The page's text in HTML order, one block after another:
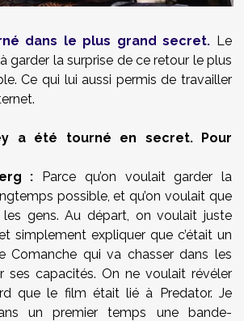
dans le plus grand secret. Le
garder la surprise de ce retour le plus
Ce qui lui aussi permis de travailler
a été tourné en secret. Pour
: Parce qu’on voulait garder la
possible, et qu’on voulait que
gens. Au départ, on voulait juste
simplement expliquer que c’était un
Comanche qui va chasser dans les
ses capacités. On ne voulait révéler
que le film était lié à Predator. Je
un premier temps une bande-